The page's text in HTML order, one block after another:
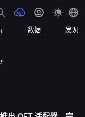
数据 发现